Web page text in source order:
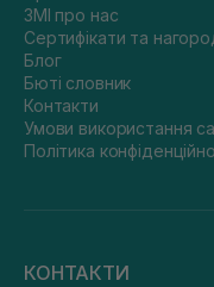
ЗМІ про нас
Сертифікати та
Блог
Бюті словник
Контакти
Умови використання
Політика
КОНТАКТИ